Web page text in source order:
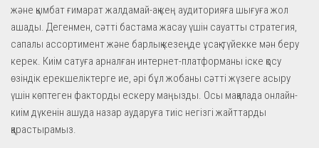
және қымбат ғимарат жалдамай-ақ кең аудиторияға шығуға жол
ашады. Дегенмен, сәтті бастама жасау үшін сауатты стратегия,
сапалы ассортимент және барлық кезеңде ұсақ-түйекке мән беру
керек. Киім сатуға арналған интернет-платформаны іске қосу
өзіндік ерекшеліктерге ие, әрі бұл жобаны сәтті жүзеге асыру
үшін көптеген факторды ескеру маңызды. Осы мақалада онлайн-
киім дүкенін ашуда назар аударуға тиіс негізгі жайттарды
қарастырамыз.